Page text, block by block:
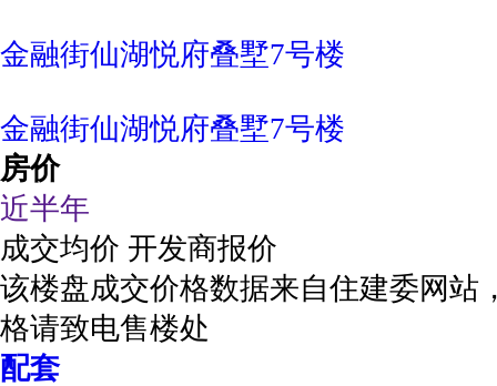
金融街仙湖悦府叠墅7号楼
金融街仙湖悦府叠墅7号楼
房价
近半年
成交均价 开发商报价
该楼盘成交价格数据来自住建委网站
格请致电售楼处
配套